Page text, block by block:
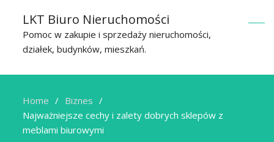
LKT Biuro Nieruchomości
Pomoc w zakupie i sprzedaży nieruchomości,
działek, budynków, mieszkań.
Home
Biznes
Najważniejsze cechy i zalety dobrych sklepów z
meblami biurowymi